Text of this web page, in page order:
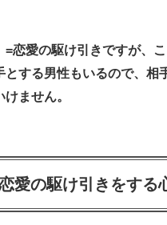
=恋愛の駆け引きですが、
とする男性もいるので、相
ません。
愛の駆け引きをする